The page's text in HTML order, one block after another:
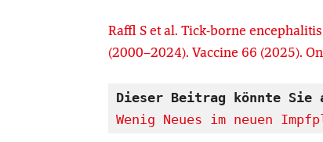
Raffl S et al. Tick-borne
(2000–2024). Vaccine 66 (2025).
Dieser Beitrag könnte Sie
Wenig Neues im neuen